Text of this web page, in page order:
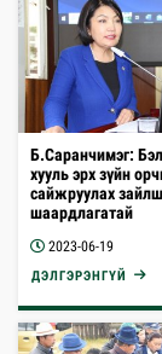
Б.Саранчимэг:
хууль эрх зүйн
сайжруулах
шаардлагатай
2023-06-19
ДЭЛГЭРЭНГҮЙ